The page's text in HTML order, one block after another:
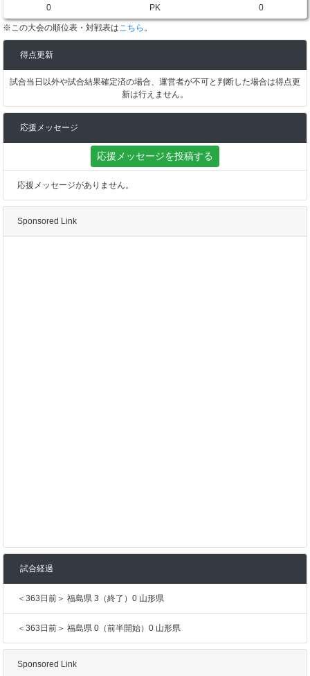
0
PK 0
※この大会の順位表・対戦表はこちら 。
得点更新
試合当日以外や試合結果確定済の場合、運営者が不可と判断した場合は得点更
新は行えません。
応援メッセージ
応援メッセージを投稿する
応援メッセージがありません。
Sponsored Link
試合経過
＜363日前＞ 福島県 3（終了）0 山形県
＜363日前＞ 福島県 0（前半開始）0 山形県
Sponsored Link